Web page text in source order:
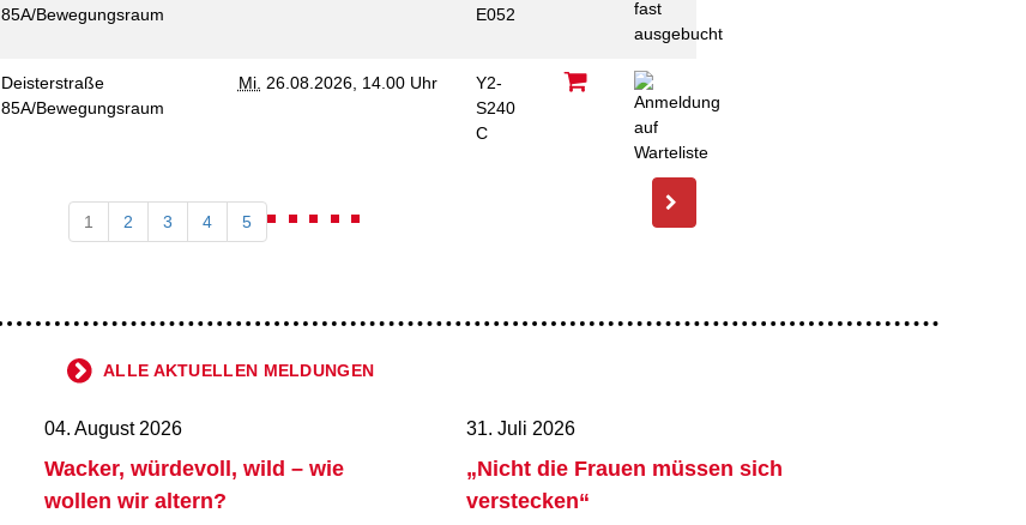
85A/Bewegungsraum
E052
Deisterstraße
85A/Bewegungsraum
Mi. 26.08.2026, 14.00 Uhr
Y2-
S240
C
1 2 3 4 5
ALLE AKTUELLEN MELDUNGEN
04. August 2026
Wacker, würdevoll, wild – wie
wollen wir altern?
31. Juli 2026
„Nicht die Frauen müssen sich
verstecken“